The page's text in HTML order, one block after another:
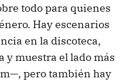
todo para quienes
Hay escenarios
en la discoteca,
y muestra el lado más
pero también hay